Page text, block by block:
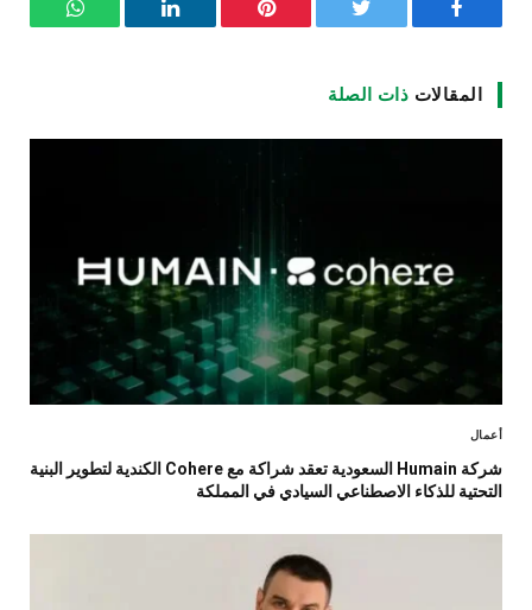
فيسبوك تويتر بينتيريست لينكدإن واتساب
المقالات ذات الصلة
أعمال
شركة Humain السعودية تعقد شراكة مع Cohere الكندية لتطوير البنية
التحتية للذكاء الاصطناعي السيادي في المملكة